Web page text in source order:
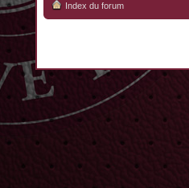
Index du forum